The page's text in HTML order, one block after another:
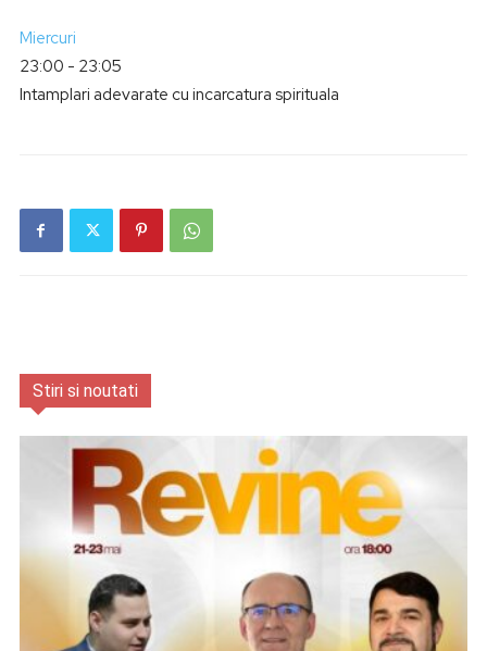
Miercuri
23:00 - 23:05
Intamplari adevarate cu incarcatura spirituala
Stiri si noutati